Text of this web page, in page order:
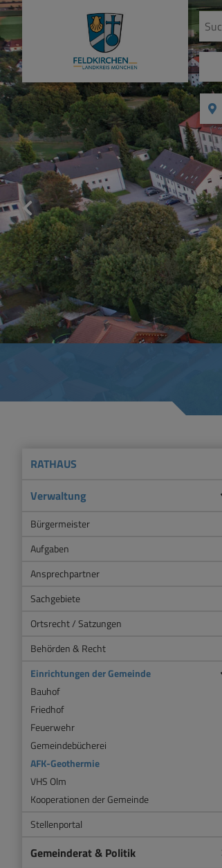
RATHAUS
Verwaltung
Bürgermeister
Aufgaben
Ansprechpartner
Sachgebiete
Ortsrecht / Satzungen
Behörden & Recht
Einrichtungen der Gemeinde
Bauhof
Friedhof
Feuerwehr
Gemeindebücherei
AFK-Geothermie
VHS Olm
Kooperationen der Gemeinde
Stellenportal
Gemeinderat & Politik